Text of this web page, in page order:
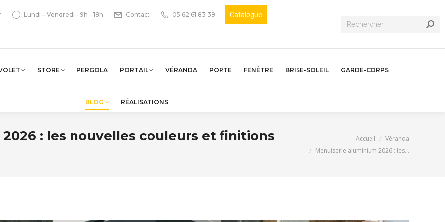
Lundi – Vendredi - 9h - 18h Contact 05 62 61 83 39 Catalogue
Recherche
STORE PERGOLA PORTAIL VÉRANDA PORTE FENÊTRE BRISE-SOLEIL GARDE-CORPS
BLOG RÉALISATIONS
: les nouvelles couleurs et finitions
Accueil
Véranda
Menuiserie aluminium 2026 : les…